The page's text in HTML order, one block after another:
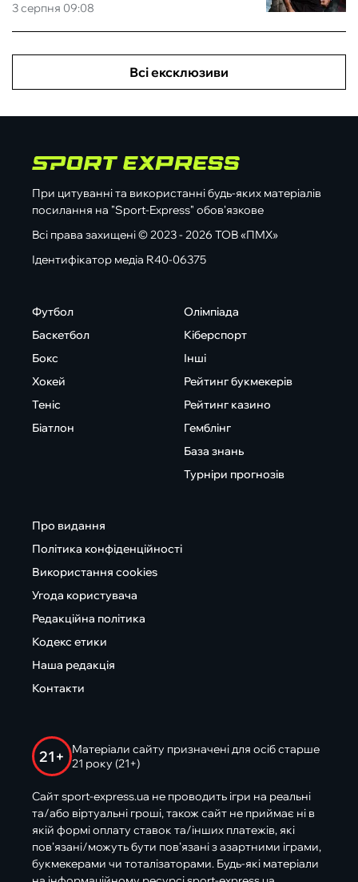
3 серпня 09:08
Всі ексклюзиви
При цитуванні та використанні будь-яких матеріалів
посилання на "Sport-Express" обов'язкове
Всі права захищені © 2023 - 2026 ТОВ «ПМХ»
Ідентифікатор медіа R40-06375
Футбол
Баскетбол
Бокс
Хокей
Теніс
Біатлон
Олімпіада
Кіберспорт
Інші
Рейтинг букмекерів
Рейтинг казино
Гемблінг
База знань
Турніри прогнозів
Про видання
Політика конфіденційності
Використання cookies
Угода користувача
Редакційна політика
Кодекс етики
Наша редакція
Контакти
21+
Матеріали сайту призначені для осіб старше
21 року (21+)
Сайт sport-express.ua не проводить ігри на реальні
та/або віртуальні гроші, також сайт не приймає ні в
якій формі оплату ставок та/інших платежів, які
пов’язані/можуть бути пов’язані з азартними іграми,
букмекерами чи тоталізаторами. Будь-які матеріали